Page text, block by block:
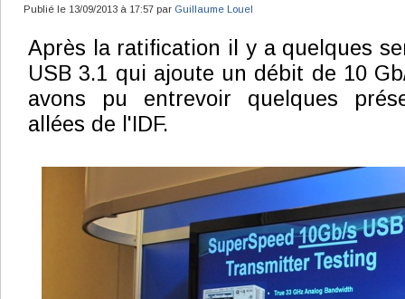
Publié le 13/09/2013 à 17:57 par Guillaume Louel
Après la ratification il y a quelques
USB 3.1 qui ajoute un débit de 10
avons pu entrevoir quelques
allées de l'IDF.